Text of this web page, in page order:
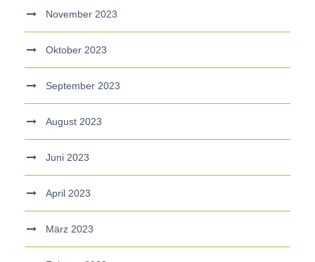
November 2023
Oktober 2023
September 2023
August 2023
Juni 2023
April 2023
März 2023